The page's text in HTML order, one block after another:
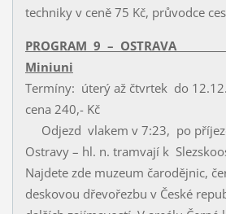
techniky v ceně 75 Kč, průvodce
PROGRAM 9 –
Miniuni
Termíny: úterý až čtvrtek
cena 240,- Kč
Odjezd vlakem v 7:23, po
Ostravy – hl. n. tramvají k
Najdete zde muzeum čarodějnic,
deskovou dřevořezbu v České